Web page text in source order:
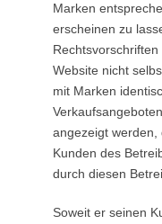
Marken
erscheinen zu
Website nicht
mit Marken
angezeigt werden,
Kunden des
durch diesen
Soweit er seinen